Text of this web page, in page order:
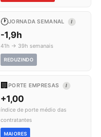
🕐JORNADA SEMANAL I
-1,9h
41h → 39h semanais
REDUZINDO
🏢 PORTE EMPRESAS I
+1,00
índice de porte médio das
contratantes
MAIORES